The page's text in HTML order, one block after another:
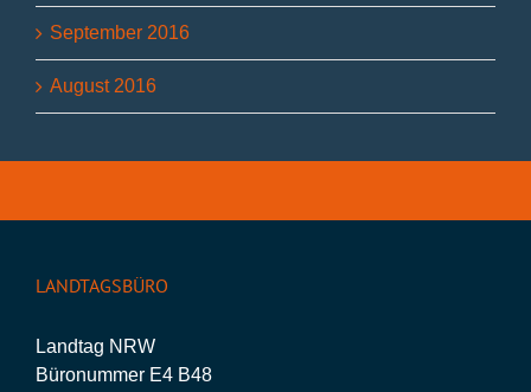
September 2016
August 2016
LANDTAGSBÜRO
Landtag NRW
Büronummer E4 B48